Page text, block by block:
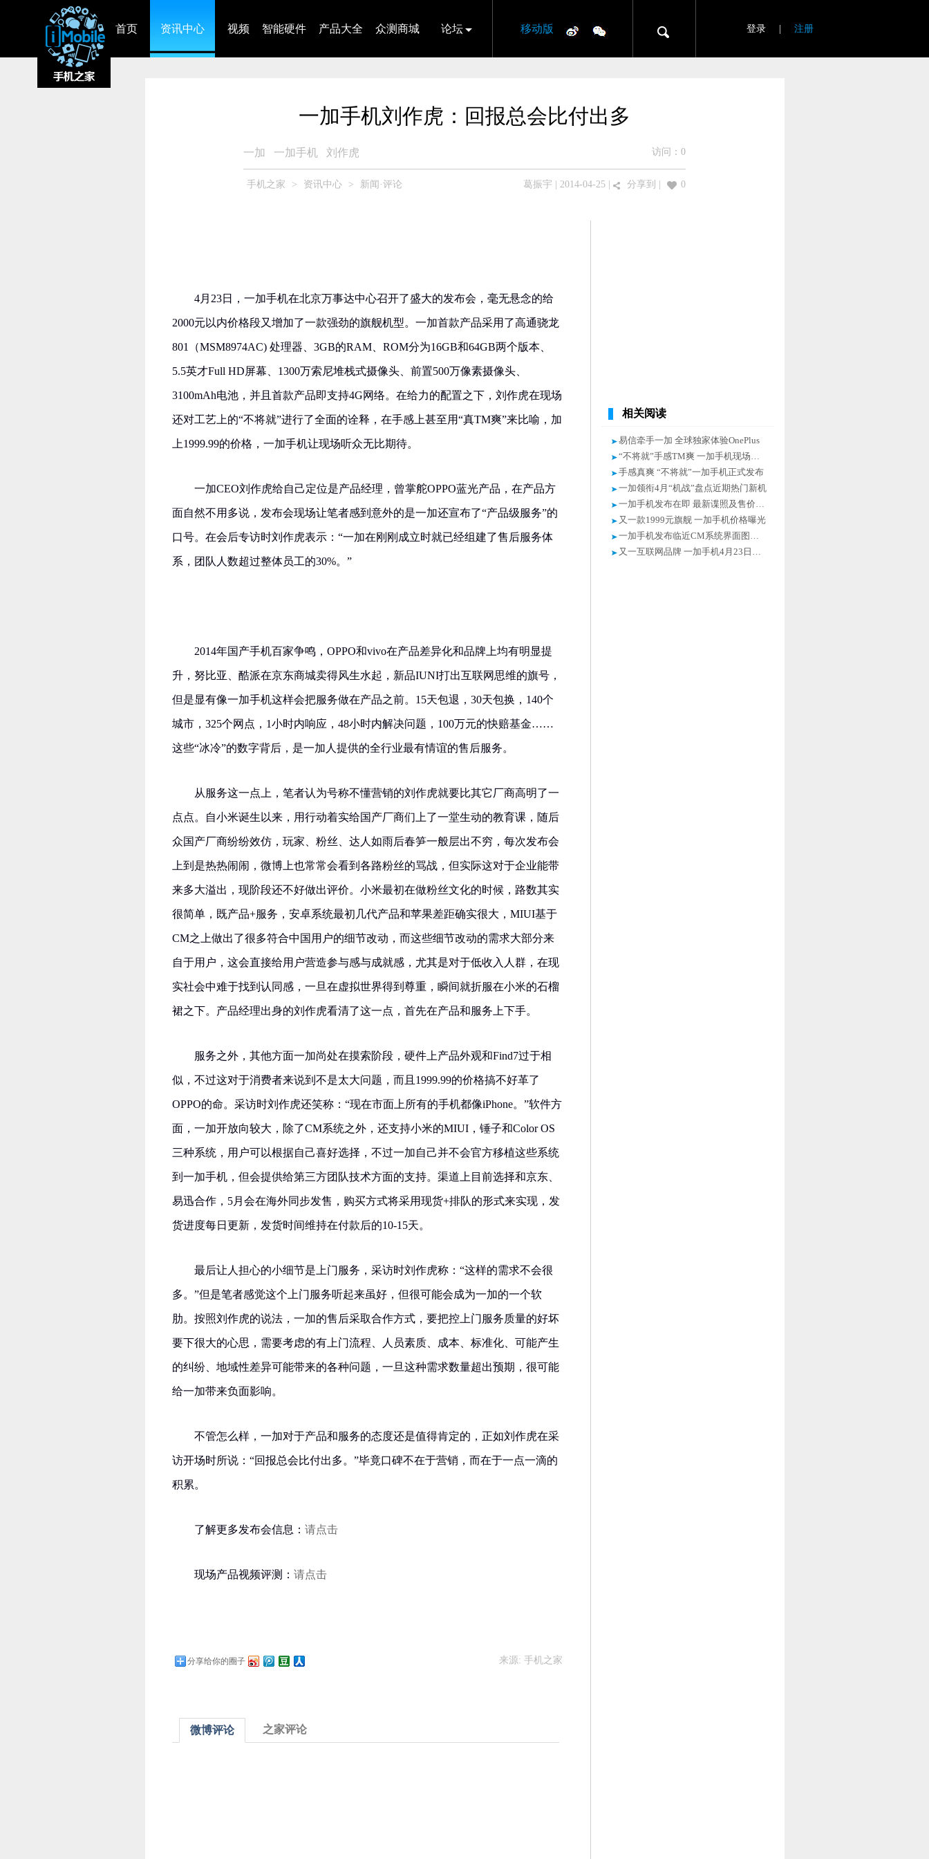
首页 资讯中心 视频 智能硬件 产品大全 众测商城 论坛 移动版 登录 注册
一加手机刘作虎：回报总会比付出多
一加 一加手机 刘作虎 访问： 0
手机之家 > 资讯中心 > 新闻·评论 葛振宇 | 2014-04-25 | 分享到 0
4月23日，一加手机在北京万事达中心召开了盛大的发布会，毫无悬念的给
2000元以内价格段又增加了一款强劲的旗舰机型。一加首款产品采用了高通骁龙
801（MSM8974AC) 处理器、3GB的RAM、ROM分为16GB和64GB两个版本、
5.5英才Full HD屏幕、1300万索尼堆栈式摄像头、前置500万像素摄像头、
3100mAh电池，并且首款产品即支持4G网络。在给力的配置之下，刘作虎在现场
还对工艺上的“不将就”进行了全面的诠释，在手感上甚至用“真TM爽”来比喻，加
上1999.99的价格，一加手机让现场听众无比期待。
一加CEO刘作虎给自己定位是产品经理，曾掌舵OPPO蓝光产品，在产品方
面自然不用多说，发布会现场让笔者感到意外的是一加还宣布了“产品级服务”的
口号。在会后专访时刘作虎表示：“一加在刚刚成立时就已经组建了售后服务体
系，团队人数超过整体员工的30%。”
2014年国产手机百家争鸣，OPPO和vivo在产品差异化和品牌上均有明显提
升，努比亚、酷派在京东商城卖得风生水起，新品IUNI打出互联网思维的旗号，
但是显有像一加手机这样会把服务做在产品之前。15天包退，30天包换，140个
城市，325个网点，1小时内响应，48小时内解决问题，100万元的快赔基金……
这些“冰冷”的数字背后，是一加人提供的全行业最有情谊的售后服务。
从服务这一点上，笔者认为号称不懂营销的刘作虎就要比其它厂商高明了一
点点。自小米诞生以来，用行动着实给国产厂商们上了一堂生动的教育课，随后
众国产厂商纷纷效仿，玩家、粉丝、达人如雨后春笋一般层出不穷，每次发布会
上到是热热闹闹，微博上也常常会看到各路粉丝的骂战，但实际这对于企业能带
来多大溢出，现阶段还不好做出评价。小米最初在做粉丝文化的时候，路数其实
很简单，既产品+服务，安卓系统最初几代产品和苹果差距确实很大，MIUI基于
CM之上做出了很多符合中国用户的细节改动，而这些细节改动的需求大部分来
自于用户，这会直接给用户营造参与感与成就感，尤其是对于低收入人群，在现
实社会中难于找到认同感，一旦在虚拟世界得到尊重，瞬间就折服在小米的石榴
裙之下。产品经理出身的刘作虎看清了这一点，首先在产品和服务上下手。
服务之外，其他方面一加尚处在摸索阶段，硬件上产品外观和Find7过于相
似，不过这对于消费者来说到不是太大问题，而且1999.99的价格搞不好革了
OPPO的命。采访时刘作虎还笑称：“现在市面上所有的手机都像iPhone。”软件方
面，一加开放向较大，除了CM系统之外，还支持小米的MIUI，锤子和Color OS
三种系统，用户可以根据自己喜好选择，不过一加自己并不会官方移植这些系统
到一加手机，但会提供给第三方团队技术方面的支持。渠道上目前选择和京东、
易迅合作，5月会在海外同步发售，购买方式将采用现货+排队的形式来实现，发
货进度每日更新，发货时间维持在付款后的10-15天。
最后让人担心的小细节是上门服务，采访时刘作虎称：“这样的需求不会很
多。”但是笔者感觉这个上门服务听起来虽好，但很可能会成为一加的一个软
肋。按照刘作虎的说法，一加的售后采取合作方式，要把控上门服务质量的好坏
要下很大的心思，需要考虑的有上门流程、人员素质、成本、标准化、可能产生
的纠纷、地域性差异可能带来的各种问题，一旦这种需求数量超出预期，很可能
给一加带来负面影响。
不管怎么样，一加对于产品和服务的态度还是值得肯定的，正如刘作虎在采
访开场时所说：“回报总会比付出多。”毕竟口碑不在于营销，而在于一点一滴的
积累。
了解更多发布会信息： 请点击
现场产品视频评测： 请点击
分享给你的圈子 来源: 手机之家
微博评论 之家评论
相关阅读
易信牵手一加 全球独家体验OnePlus
“不将就”手感TM爽 一加手机现场评测
手感真爽 “不将就”一加手机正式发布
一加领衔4月“机战”盘点近期热门新机
一加手机发布在即 最新谍照及售价泄露
又一款1999元旗舰 一加手机价格曝光
一加手机发布临近CM系统界面图曝光
又一互联网品牌 一加手机4月23日发布